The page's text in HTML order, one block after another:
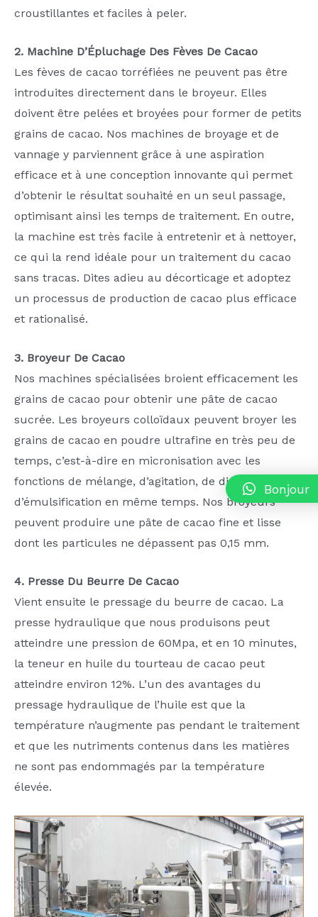
croustillantes et faciles à peler.
2. Machine D’Épluchage Des Fèves De Cacao
Les fèves de cacao torréfiées ne peuvent pas être
introduites directement dans le broyeur. Elles
doivent être pelées et broyées pour former de petits
grains de cacao. Nos machines de broyage et de
vannage y parviennent grâce à une aspiration
efficace et à une conception innovante qui permet
d’obtenir le résultat souhaité en un seul passage,
optimisant ainsi les temps de traitement. En outre,
la machine est très facile à entretenir et à nettoyer,
ce qui la rend idéale pour un traitement du cacao
sans tracas. Dites adieu au décorticage et adoptez
un processus de production de cacao plus efficace
et rationalisé.
3. Broyeur De Cacao
Nos machines spécialisées broient efficacement les
grains de cacao pour obtenir une pâte de cacao
sucrée. Les broyeurs colloïdaux peuvent broyer les
grains de cacao en poudre ultrafine en très peu de
temps, c’est-à-dire en micronisation avec les
fonctions de mélange, d’agitation, de dispersion et
d’émulsification en même temps. Nos broyeurs
peuvent produire une pâte de cacao fine et lisse
dont les particules ne dépassent pas 0,15 mm.
4. Presse Du Beurre De Cacao
Vient ensuite le pressage du beurre de cacao. La
presse hydraulique que nous produisons peut
atteindre une pression de 60Mpa, et en 10 minutes,
la teneur en huile du tourteau de cacao peut
atteindre environ 12%. L’un des avantages du
pressage hydraulique de l’huile est que la
température n’augmente pas pendant le traitement
et que les nutriments contenus dans les matières
ne sont pas endommagés par la température
élevée.
Bonjour